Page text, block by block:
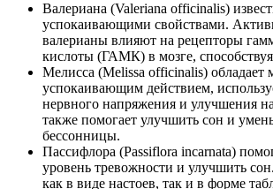
Валериана (Valeriana officinalis)
успокаивающими свойствами.
валерианы влияют на рецепторы
кислоты (ГАМК) в мозге,
Мелисса (Melissa officinalis) обладает
успокаивающим действием,
нервного напряжения и улучшения
также помогает улучшить сон и
бессонницы.
Пассифлора (Passiflora incarnata)
уровень тревожности и улучшить
как в виде настоев, так и в форме